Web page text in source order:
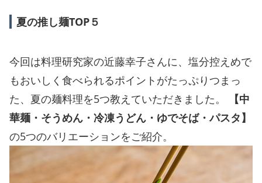
夏の推し麺TOP５
今回は料理研究家の近藤幸子さんに、塩分控えめで
もおいしく食べられるポイントがたっぷりつまっ
た、夏の麺料理を5つ教えていただきました。
【中
華麺・そうめん・冷凍うどん・ゆでそば・パスタ】
の5つのバリエーションをご紹介。